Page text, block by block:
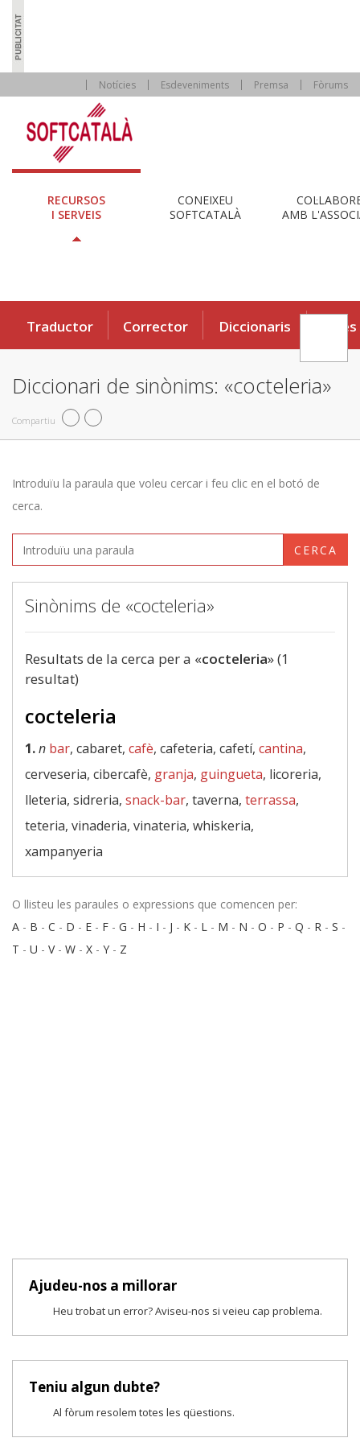
Notícies Esdeveniments Premsa Fòrums
RECURSOS
I SERVEIS
CONEIXEU
SOFTCATALÀ
AMB
Traductor Corrector Diccionaris Eines
Diccionari de sinònims: «cocteleria»
Compartiu
Introduïu la paraula que voleu cercar i feu clic en el botó de
cerca.
CERCA
Sinònims de «cocteleria»
Resultats de la cerca per a «cocteleria» (1
resultat)
cocteleria
1.n bar, cabaret, cafè, cafeteria, cafetí, cantina,
cerveseria, cibercafè, granja, guingueta, licoreria,
lleteria, sidreria, snack-bar, taverna, terrassa,
teteria, vinaderia, vinateria, whiskeria,
xampanyeria
O llisteu les paraules o expressions que comencen per:
A - B - C - D - E - F - G - H - I - J - K - L - M - N - O - P - Q - R - S -
T - U - V- W - X - Y - Z
Ajudeu-nos a millorar
Heu trobat un error? Aviseu-nos si veieu cap problema.
Teniu algun dubte?
Al fòrum resolem totes les qüestions.